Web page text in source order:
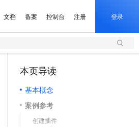
文档 备案 控制台 注册 登录
本页导读
基本概念
案例参考
创建插件
轻量应用服务器
数字证书管理服务（原SSL证书）
实现全站HTTPS，呈现可信的WEB访问
一句话生成原生可编辑精美 PPT 文稿
输入一句话想法, 轻松生成专业的 PPT
一键部署幻兽帕鲁游戏服务器
一键购买专属联机服务器，轻松开启游戏
AI 活动
AI 生产力先锋
先锋实践拓展 AI 生产力的边界
飞天发布时刻
所见，即是所愿
阿里云 OPC 创新助力计划
Token 补贴，五大权
益加速 OPC 成功
专业服务
服务伙伴合作计划
Al MaaS 服务伙伴赋能合作
伙伴信用分合作计划
开发者社区
加入我们